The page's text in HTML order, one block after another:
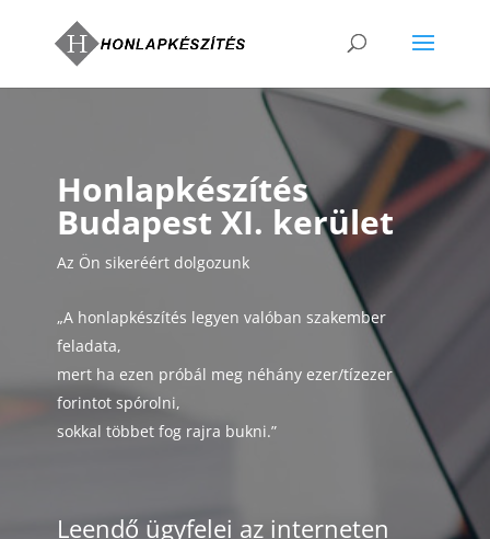
Honlapkészítés
Budapest XI. kerület
Az Ön sikeréért dolgozunk
„A honlapkészítés legyen valóban szakember
feladata,
mert ha ezen próbál meg néhány ezer/tízezer
forintot spórolni,
sokkal többet fog rajra bukni.”
Leendő ügyfelei az interneten